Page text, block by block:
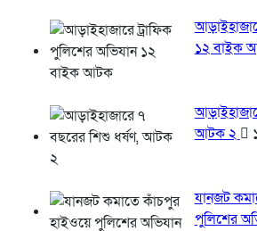
১২ বাইক
আটক ২
যানজট
পুলিশের